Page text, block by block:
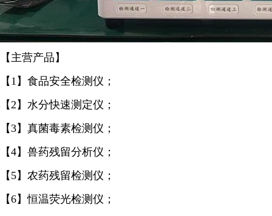
【主营产品】
【1】食品安全检测仪；
【2】水分快速测定仪；
【3】真菌毒素检测仪；
【4】兽药残留分析仪；
【5】农药残留检测仪；
【6】恒温荧光检测仪；